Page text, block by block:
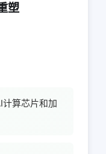
塑
计算芯片和加